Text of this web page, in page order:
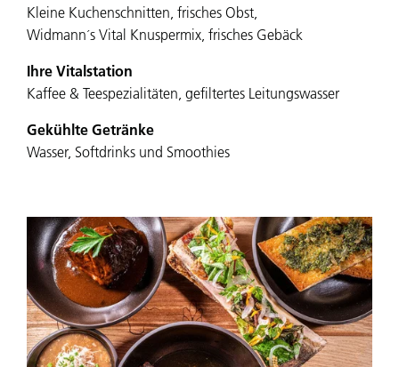
Kleine Kuchenschnitten, frisches Obst,
Widmann´s Vital Knuspermix, frisches Gebäck
Ihre Vitalstation
Kaffee & Teespezialitäten, gefiltertes Leitungswasser
Gekühlte Getränke
Wasser, Softdrinks und Smoothies